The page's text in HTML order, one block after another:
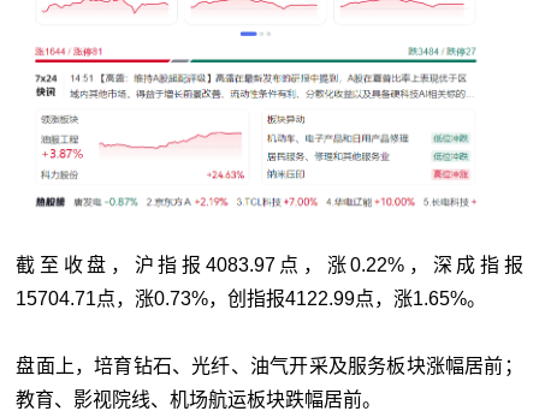
截至收盘，沪指报4083.97点，涨0.22%，深成指报
15704.71点，涨0.73%，创指报4122.99点，涨1.65%。
盘面上，培育钻石、光纤、油气开采及服务板块涨幅居前；
教育、影视院线、机场航运板块跌幅居前。